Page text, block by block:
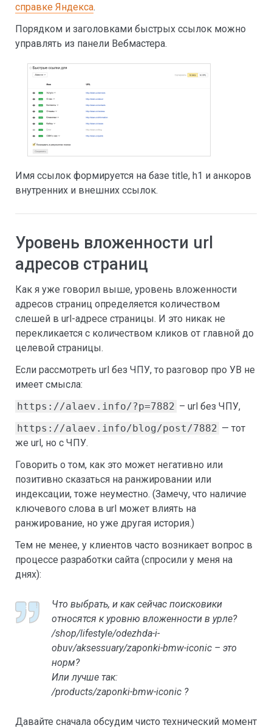
справке Яндекса.
Порядком и заголовками быстрых ссылок можно
управлять из панели Вебмастера.
Имя ссылок формируется на базе title, h1 и анкоров
внутренних и внешних ссылок.
Уровень вложенности url
адресов страниц
Как я уже говорил выше, уровень вложенности
адресов страниц определяется количеством
слешей в url-адресе страницы. И это никак не
перекликается с количеством кликов от главной до
целевой страницы.
Если рассмотреть url без ЧПУ, то разговор про УВ не
имеет смысла:
https://alaev.info/?p=7882 – url без ЧПУ,
https://alaev.info/blog/post/7882 — тот
же url, но с ЧПУ.
Говорить о том, как это может негативно или
позитивно сказаться на ранжировании или
индексации, тоже неуместно. (Замечу, что наличие
ключевого слова в url может влиять на
ранжирование, но уже другая история.)
Тем не менее, у клиентов часто возникает вопрос в
процессе разработки сайта (спросили у меня на
днях):
Что выбрать, и как сейчас поисковики
относятся к уровню вложенности в урле?
/shop/lifestyle/odezhda-i-
obuv/aksessuary/zaponki-bmw-iconic – это
норм?
Или лучше так:
/products/zaponki-bmw-iconic ?
Давайте сначала обсудим чисто технический момент